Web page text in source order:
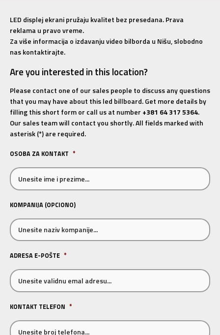
LED displej ekrani pružaju kvalitet bez presedana. Prava
reklama u pravo vreme.
Za više informacija o izdavanju video bilborda u Nišu, slobodno
nas kontaktirajte.
Are you interested in this location?
Please contact one of our sales people to discuss any questions
that you may have about this led billboard. Get more details by
filling this short form or call us at number +381 64 317 5364.
Our sales team will contact you shortly. All fields marked with
asterisk (*) are required.
OSOBA ZA KONTAKT *
KOMPANIJA (OPCIONO)
ADRESA E-POŠTE *
KONTAKT TELEFON *